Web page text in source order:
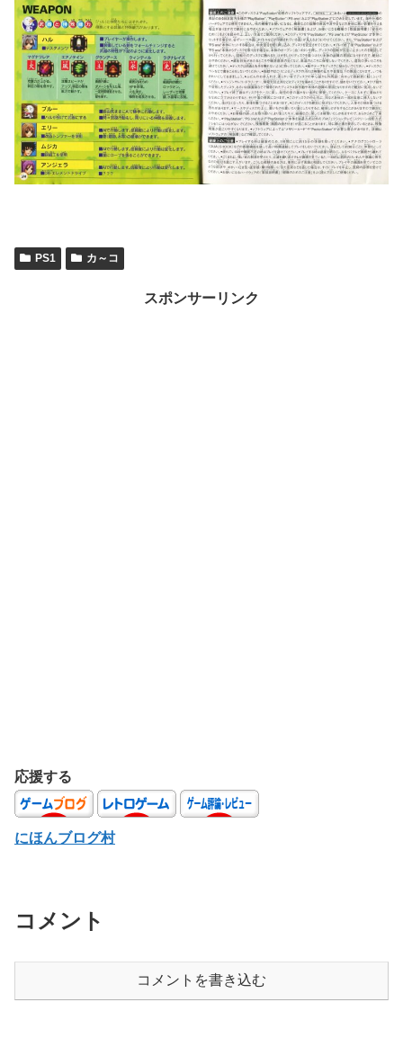
PS1 カ～コ
スポンサーリンク
応援する
にほんブログ村
コメント
コメントを書き込む